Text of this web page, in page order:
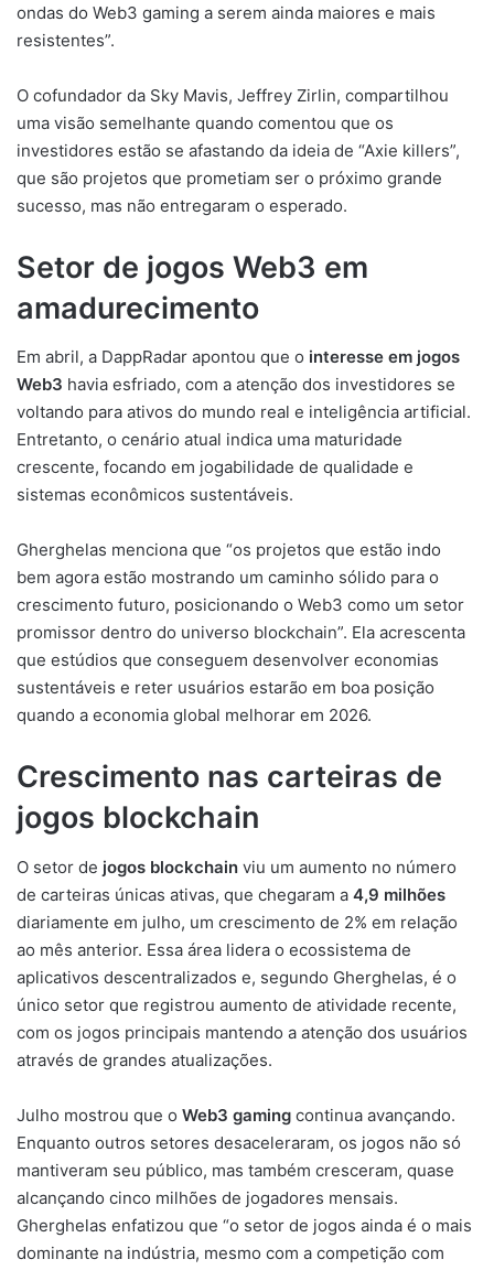
ondas do Web3 gaming a serem ainda maiores e mais
resistentes”.
O cofundador da Sky Mavis, Jeffrey Zirlin, compartilhou
uma visão semelhante quando comentou que os
investidores estão se afastando da ideia de “Axie killers”,
que são projetos que prometiam ser o próximo grande
sucesso, mas não entregaram o esperado.
Setor de jogos Web3 em
amadurecimento
Em abril, a DappRadar apontou que o interesse em jogos
Web3 havia esfriado, com a atenção dos investidores se
voltando para ativos do mundo real e inteligência artificial.
Entretanto, o cenário atual indica uma maturidade
crescente, focando em jogabilidade de qualidade e
sistemas econômicos sustentáveis.
Gherghelas menciona que “os projetos que estão indo
bem agora estão mostrando um caminho sólido para o
crescimento futuro, posicionando o Web3 como um setor
promissor dentro do universo blockchain”. Ela acrescenta
que estúdios que conseguem desenvolver economias
sustentáveis e reter usuários estarão em boa posição
quando a economia global melhorar em 2026.
Crescimento nas carteiras de
jogos blockchain
O setor de jogos blockchain viu um aumento no número
de carteiras únicas ativas, que chegaram a 4,9 milhões
diariamente em julho, um crescimento de 2% em relação
ao mês anterior. Essa área lidera o ecossistema de
aplicativos descentralizados e, segundo Gherghelas, é o
único setor que registrou aumento de atividade recente,
com os jogos principais mantendo a atenção dos usuários
através de grandes atualizações.
Julho mostrou que o Web3 gaming continua avançando.
Enquanto outros setores desaceleraram, os jogos não só
mantiveram seu público, mas também cresceram, quase
alcançando cinco milhões de jogadores mensais.
Gherghelas enfatizou que “o setor de jogos ainda é o mais
dominante na indústria, mesmo com a competição com